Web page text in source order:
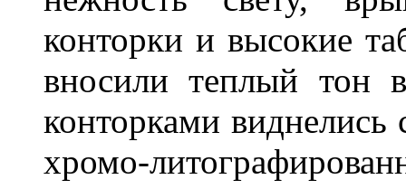
конторки и высокие
вносили теплый тон
конторками
хромо-